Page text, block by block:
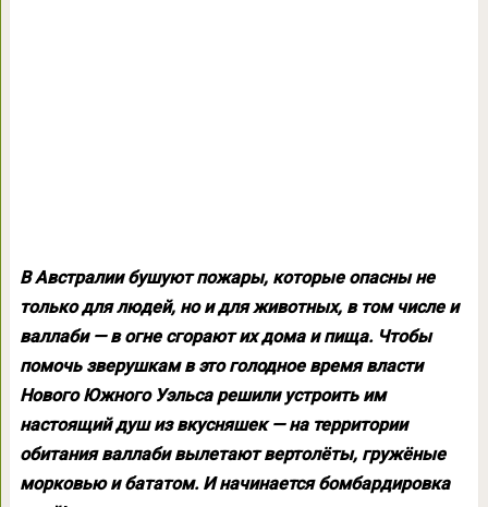
В Австралии бушуют пожары, которые опасны не
только для людей, но и для животных, в том числе и
валлаби — в огне сгорают их дома и пища. Чтобы
помочь зверушкам в это голодное время власти
Нового Южного Уэльса решили устроить им
настоящий душ из вкусняшек — на территории
обитания валлаби вылетают вертолёты, гружёные
морковью и бататом. И начинается бомбардировка